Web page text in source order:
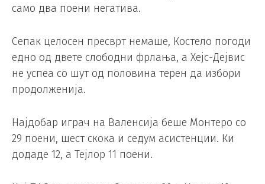
само два поени негатива.
Сепак целосен пресврт немаше, Костело погоди
едно од двете слободни фрлања, а Хејс-Дејвис
не успеа со шут од половина терен да избори
продолженија.
Најдобар играч на Валенсија беше Монтеро со
29 поени, шест скока и седум асистенции. Ки
додаде 12, а Тејлор 11 поени.